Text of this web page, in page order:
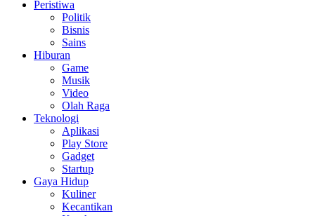
Peristiwa
Politik
Bisnis
Sains
Hiburan
Game
Musik
Video
Olah Raga
Teknologi
Aplikasi
Play Store
Gadget
Startup
Gaya Hidup
Kuliner
Kecantikan